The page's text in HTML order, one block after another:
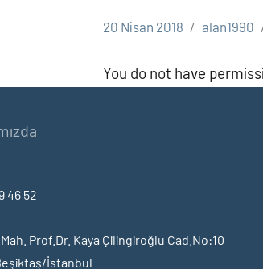
20 Nisan 2018 alan1990
You do not have
46 52
Prof.Dr. Kaya Çilingiroğlu Cad.No:10
İstanbul